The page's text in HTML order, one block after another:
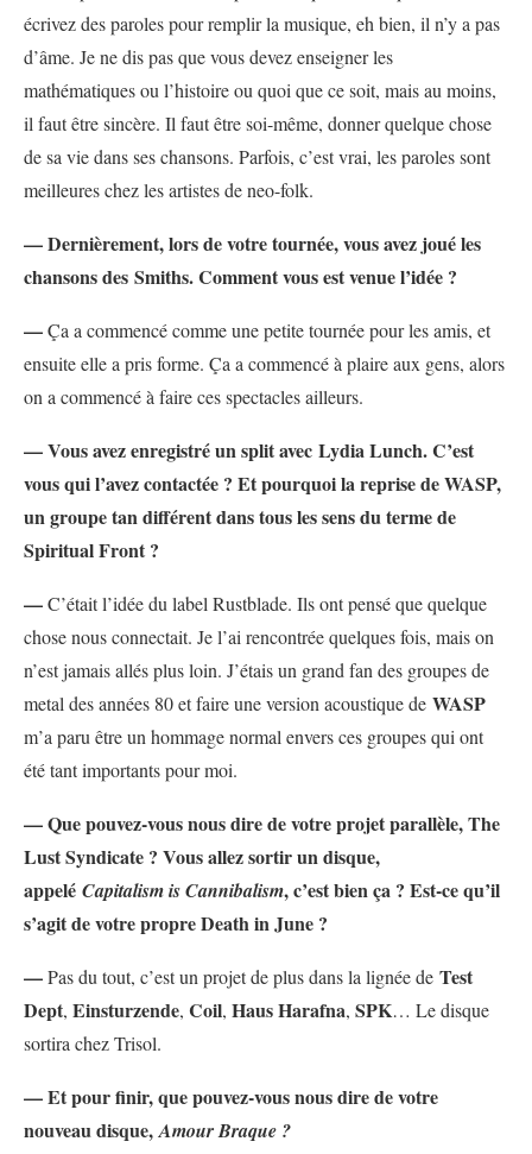
écrivez des paroles pour remplir la musique, eh bien, il n’y a pas
d’âme. Je ne dis pas que vous devez enseigner les
mathématiques ou l’histoire ou quoi que ce soit, mais au moins,
il faut être sincère. Il faut être soi-même, donner quelque chose
de sa vie dans ses chansons. Parfois, c’est vrai, les paroles sont
meilleures chez les artistes de neo-folk.
— Dernièrement, lors de votre tournée, vous avez joué les
chansons des Smiths. Comment vous est venue l’idée ?
—Ça a commencé comme une petite tournée pour les amis, et
ensuite elle a pris forme. Ça a commencé à plaire aux gens, alors
on a commencé à faire ces spectacles ailleurs.
— Vous avez enregistré un split avec Lydia Lunch. C’est
vous qui l’avez contactée ? Et pourquoi la reprise de WASP,
un groupe tan différent dans tous les sens du terme de
Spiritual Front ?
—C’était l’idée du label Rustblade. Ils ont pensé que quelque
chose nous connectait. Je l’ai rencontrée quelques fois, mais on
n’est jamais allés plus loin. J’étais un grand fan des groupes de
metal des années 80 et faire une version acoustique de WASP
m’a paru être un hommage normal envers ces groupes qui ont
été tant importants pour moi.
— Que pouvez-vous nous dire de votre projet parallèle, The
Lust Syndicate ? Vous allez sortir un disque,
appelé Capitalism is Cannibalism, c’est bien ça ? Est-ce qu’il
s’agit de votre propre Death in June ?
—Pas du tout, c’est un projet de plus dans la lignée de Test
Dept, Einsturzende, Coil, Haus Harafna, SPK… Le disque
sortira chez Trisol.
— Et pour finir, que pouvez-vous nous dire de votre
nouveau disque,Amour Braque ?